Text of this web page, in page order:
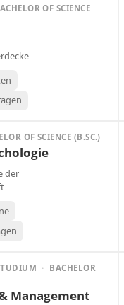
OF SCIENCE
OF SCIENCE (B.SC.)
der
· BACHELOR
Management